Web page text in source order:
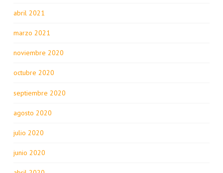
abril 2021
marzo 2021
noviembre 2020
octubre 2020
septiembre 2020
agosto 2020
julio 2020
junio 2020